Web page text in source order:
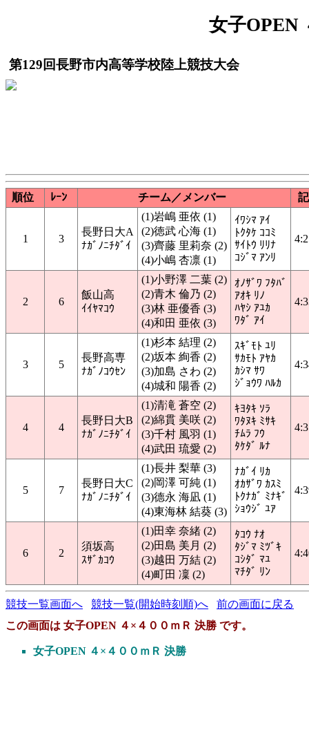
女子OPEN
第129回長野市内高等学校陸上競技大会
順位 ﾚｰﾝ チーム／メンバー
1 3
長野日大A
ﾅｶﾞﾉﾆﾁﾀﾞｲ
(1)岩嶋 亜依 (1)
(2)徳武 心海 (1)
(3)齊藤 里莉奈 (2)
(4)小嶋 杏凛 (1)
ｲﾜｼﾏ ｱｲ
ﾄｸﾀｹ ｺｺﾐ
ｻｲﾄｳ ﾘﾘﾅ
ｺｼﾞﾏ ｱﾝﾘ
2 6
飯山高
ｲｲﾔﾏｺｳ
(1)小野澤 二葉 (2)
(2)青木 倫乃 (2)
(3)林 亜優香 (3)
(4)和田 亜依 (3)
ｵﾉｻﾞﾜ ﾌﾀﾊﾞ
ｱｵｷ ﾘﾉ
ﾊﾔｼ ｱﾕｶ
ﾜﾀﾞ ｱｲ
3 5
長野高専
ﾅｶﾞﾉｺｳｾﾝ
(1)杉本 結理 (2)
(2)坂本 絢香 (2)
(3)加島 さわ (2)
(4)城和 陽香 (2)
ｽｷﾞﾓﾄ ﾕﾘ
ｻｶﾓﾄ ｱﾔｶ
ｶｼﾏ ｻﾜ
ｼﾞｮｳﾜ ﾊﾙｶ
4 4
長野日大B
ﾅｶﾞﾉﾆﾁﾀﾞｲ
(1)清滝 蒼空 (2)
(2)綿貫 美咲 (2)
(3)千村 風羽 (1)
(4)武田 琉愛 (2)
ｷﾖﾀｷ ｿﾗ
ﾜﾀﾇｷ ﾐｻｷ
ﾁﾑﾗ ﾌｳ
ﾀｹﾀﾞ ﾙﾅ
5 7
長野日大C
ﾅｶﾞﾉﾆﾁﾀﾞｲ
(1)長井 梨華 (3)
(2)岡澤 可純 (1)
(3)德永 海凪 (1)
(4)東海林 結葵 (3)
ﾅｶﾞｲ ﾘｶ
ｵｶｻﾞﾜ ｶｽﾐ
ﾄｸﾅｶﾞ ﾐﾅｷﾞ
ｼｮｳｼﾞ ﾕｱ
6 2
須坂高
ｽｻﾞｶｺｳ
(1)田幸 奈緒 (2)
(2)田島 美月 (2)
(3)越田 万結 (2)
(4)町田 凜 (2)
ﾀｺｳ ﾅｵ
ﾀｼﾞﾏ ﾐﾂﾞｷ
ｺｼﾀﾞ ﾏﾕ
ﾏﾁﾀﾞ ﾘﾝ
競技一覧画面へ 競技一覧(開始時刻順)へ
前の画面に戻る
この画面は 女子OPEN ４×４００ｍＲ 決勝 です。
女子OPEN ４×４００ｍＲ 決勝